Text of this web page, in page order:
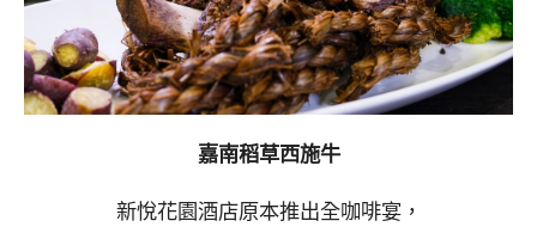
嘉南稻草西施牛
新悅花園酒店原本推出全咖啡宴，